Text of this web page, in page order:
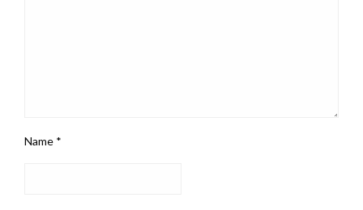
Name *